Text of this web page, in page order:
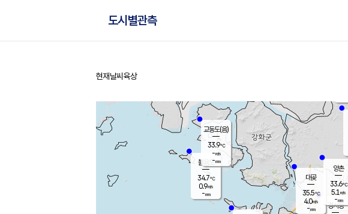
도시별관측
홈
현재날씨 육상
볼음도
34.7℃
0.9m/s
-mm
경서동
대곶
35.5℃
4.0m/s
-mm
양촌
33.6℃
5.1 m/s
-mm
교동도(음)
33.9℃
-m/s
-mm